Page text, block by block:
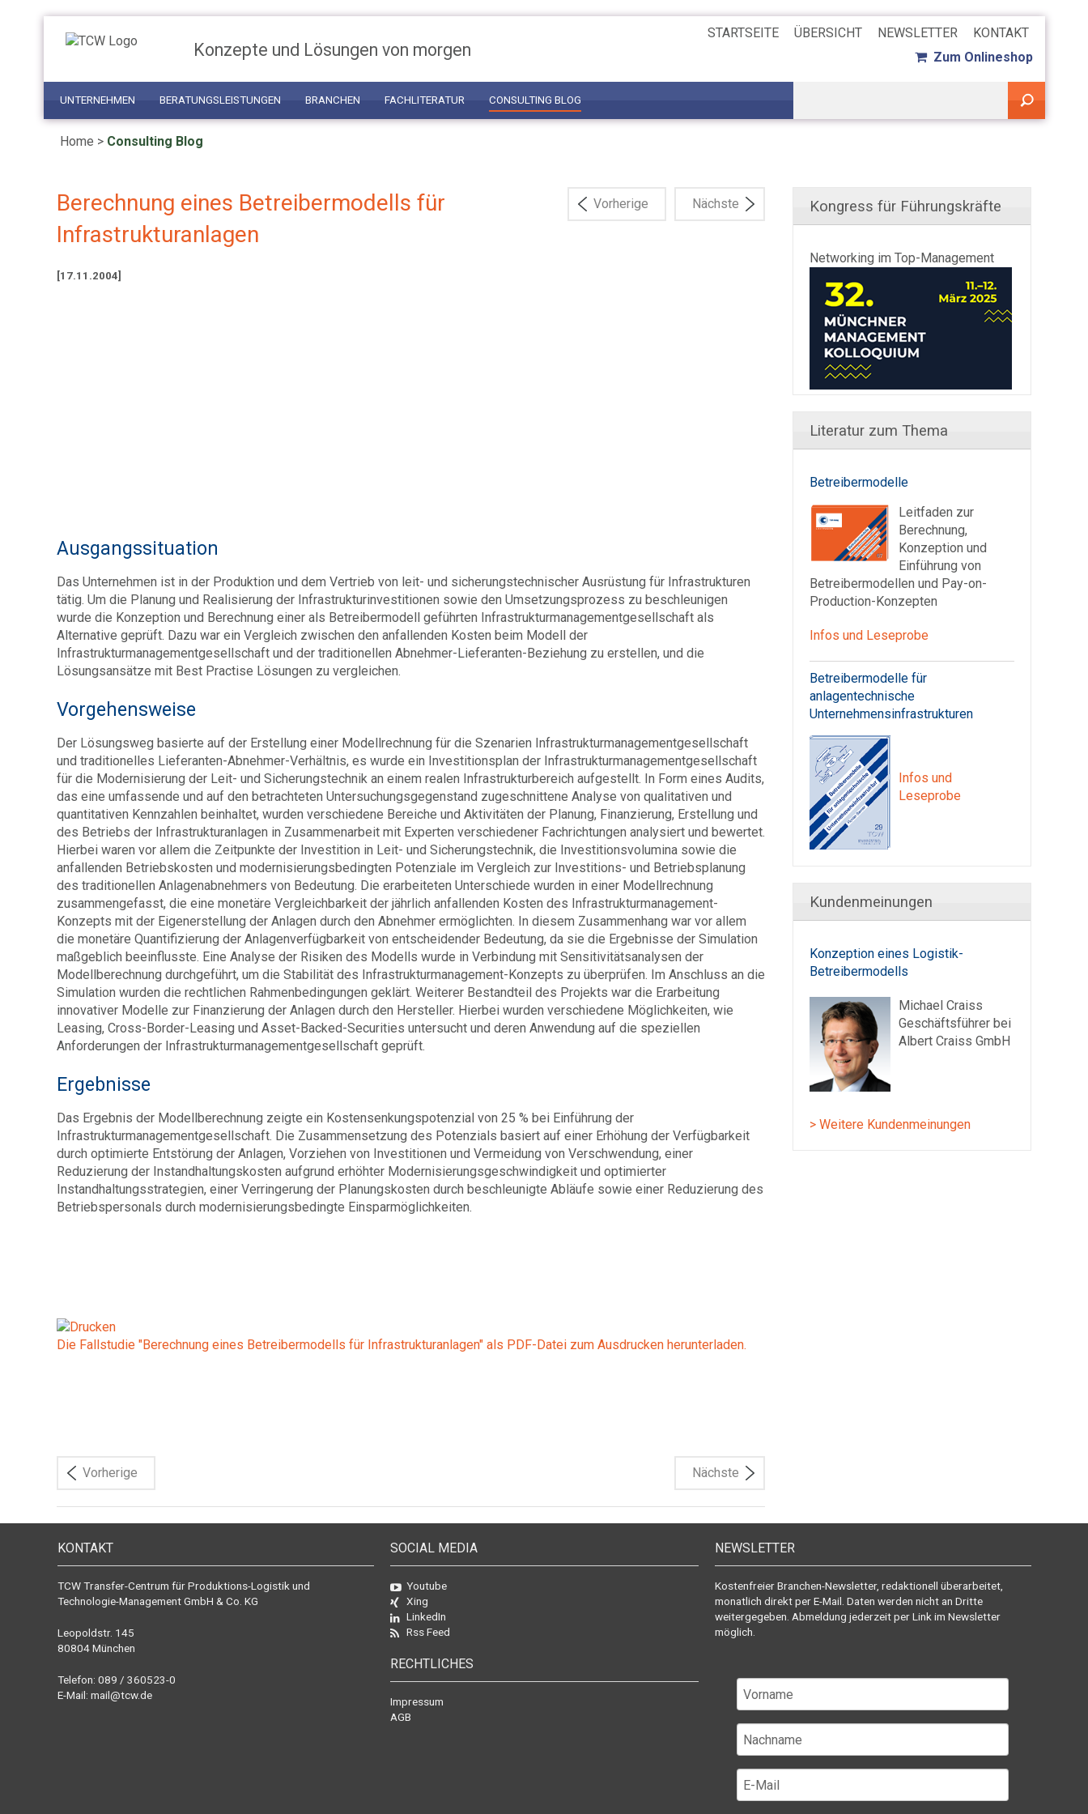
UNTERNEHMEN BERATUNGSLEISTUNGEN BRANCHEN FACHLITERATUR CONSULTING BLOG
Konzepte und Lösungen von morgen
STARTSEITE ÜBERSICHT NEWSLETTER
KONTAKT
Zum Onlineshop
Home > Consulting Blog
Vorherige Nächste
Berechnung eines Betreibermodells für
Infrastrukturanlagen
[17.11.2004]
Ausgangssituation
Das Unternehmen ist in der Produktion und dem Vertrieb von leit- und sicherungstechnischer Ausrüstung für Infrastrukturen
tätig. Um die Planung und Realisierung der Infrastrukturinvestitionen sowie den Umsetzungsprozess zu beschleunigen
wurde die Konzeption und Berechnung einer als Betreibermodell geführten Infrastrukturmanagementgesellschaft als
Alternative geprüft. Dazu war ein Vergleich zwischen den anfallenden Kosten beim Modell der
Infrastrukturmanagementgesellschaft und der traditionellen Abnehmer-Lieferanten-Beziehung zu erstellen, und die
Lösungsansätze mit Best Practise Lösungen zu vergleichen.
Vorgehensweise
Der Lösungsweg basierte auf der Erstellung einer Modellrechnung für die Szenarien Infrastrukturmanagementgesellschaft
und traditionelles Lieferanten-Abnehmer-Verhältnis, es wurde ein Investitionsplan der Infrastrukturmanagementgesellschaft
für die Modernisierung der Leit- und Sicherungstechnik an einem realen Infrastrukturbereich aufgestellt. In Form eines Audits,
das eine umfassende und auf den betrachteten Untersuchungsgegenstand zugeschnittene Analyse von qualitativen und
quantitativen Kennzahlen beinhaltet, wurden verschiedene Bereiche und Aktivitäten der Planung, Finanzierung, Erstellung und
des Betriebs der Infrastrukturanlagen in Zusammenarbeit mit Experten verschiedener Fachrichtungen analysiert und bewertet.
Hierbei waren vor allem die Zeitpunkte der Investition in Leit- und Sicherungstechnik, die Investitionsvolumina sowie die
anfallenden Betriebskosten und modernisierungsbedingten Potenziale im Vergleich zur Investitions- und Betriebsplanung
des traditionellen Anlagenabnehmers von Bedeutung. Die erarbeiteten Unterschiede wurden in einer Modellrechnung
zusammengefasst, die eine monetäre Vergleichbarkeit der jährlich anfallenden Kosten des Infrastrukturmanagement-
Konzepts mit der Eigenerstellung der Anlagen durch den Abnehmer ermöglichten. In diesem Zusammenhang war vor allem
die monetäre Quantifizierung der Anlagenverfügbarkeit von entscheidender Bedeutung, da sie die Ergebnisse der Simulation
maßgeblich beeinflusste. Eine Analyse der Risiken des Modells wurde in Verbindung mit Sensitivitätsanalysen der
Modellberechnung durchgeführt, um die Stabilität des Infrastrukturmanagement-Konzepts zu überprüfen. Im Anschluss an die
Simulation wurden die rechtlichen Rahmenbedingungen geklärt. Weiterer Bestandteil des Projekts war die Erarbeitung
innovativer Modelle zur Finanzierung der Anlagen durch den Hersteller. Hierbei wurden verschiedene Möglichkeiten, wie
Leasing, Cross-Border-Leasing und Asset-Backed-Securities untersucht und deren Anwendung auf die speziellen
Anforderungen der Infrastrukturmanagementgesellschaft geprüft.
Ergebnisse
Das Ergebnis der Modellberechnung zeigte ein Kostensenkungspotenzial von 25 % bei Einführung der
Infrastrukturmanagementgesellschaft. Die Zusammensetzung des Potenzials basiert auf einer Erhöhung der Verfügbarkeit
durch optimierte Entstörung der Anlagen, Vorziehen von Investitionen und Vermeidung von Verschwendung, einer
Reduzierung der Instandhaltungskosten aufgrund erhöhter Modernisierungsgeschwindigkeit und optimierter
Instandhaltungsstrategien, einer Verringerung der Planungskosten durch beschleunigte Abläufe sowie einer Reduzierung des
Betriebspersonals durch modernisierungsbedingte Einsparmöglichkeiten.
Die Fallstudie "Berechnung eines Betreibermodells für Infrastrukturanlagen" als PDF-Datei zum Ausdrucken herunterladen.
Vorherige Nächste
Kongress für Führungskräfte
Networking im Top-Management
Literatur zum Thema
Betreibermodelle
Leitfaden zur
Berechnung,
Konzeption und
Einführung von
Betreibermodellen und Pay-on-
Production-Konzepten
Infos und Leseprobe
Betreibermodelle für
anlagentechnische
Unternehmensinfrastrukturen
Infos und
Leseprobe
Kundenmeinungen
Konzeption eines Logistik-
Betreibermodells
Michael Craiss
Geschäftsführer bei
Albert Craiss GmbH
> Weitere Kundenmeinungen
KONTAKT
TCW Transfer-Centrum für Produktions-Logistik und
Technologie-Management GmbH & Co. KG
Leopoldstr. 145
80804 München
Telefon: 089 / 360523-0
E-Mail: mail@tcw.de
SOCIAL MEDIA
Youtube
Xing
LinkedIn
Rss Feed
RECHTLICHES
Impressum
AGB
NEWSLETTER
Kostenfreier Branchen-Newsletter, redaktionell überarbeitet,
monatlich direkt per E-Mail. Daten werden nicht an Dritte
weitergegeben. Abmeldung jederzeit per Link im Newsletter
möglich.